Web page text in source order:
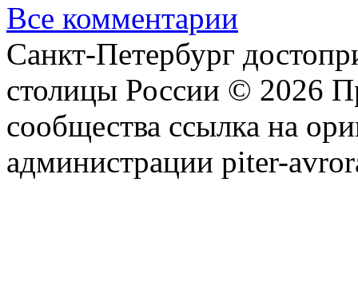
Все комментарии
Санкт-Петербург
столицы России © 2026
сообщества ссылка на
администрации piter-